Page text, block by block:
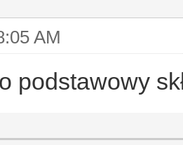
AM
podstawowy